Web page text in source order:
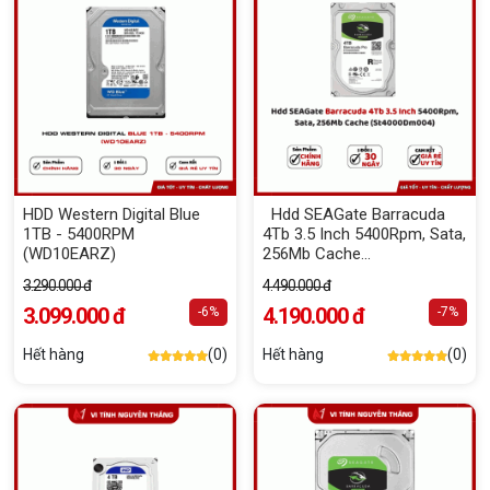
HDD Western Digital Blue
1TB - 5400RPM
(WD10EARZ)
3.290.000 đ
3.099.000 đ -6%
Hết hàng (0)
Hdd SEAGate Barracuda
4Tb 3.5 Inch 5400Rpm, Sata,
256Mb Cache
4.490.000 đ
4.190.000 đ -7%
Hết hàng (0)